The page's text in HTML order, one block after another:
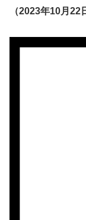
（2023年10月